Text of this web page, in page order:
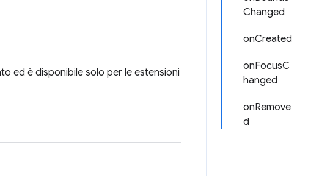
Changed
onCreated
onFocusC
hanged
onRemove
d
ed è disponibile solo per le estensioni